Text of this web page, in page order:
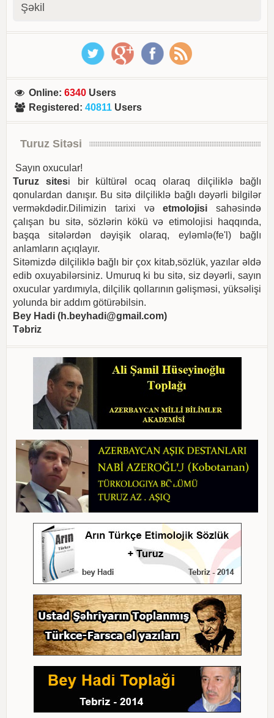
Şəkil
Online:6340 Users
Registered :40811 Users
Turuz Sitəsi
Sayın oxucular!
Turuz sitesi bir kültürəl ocaq olaraq dilçiliklə bağlı
qonulardan danışır. Bu sitə dilçiliklə bağlı dəyərli bilgilər
verməkdədir.Dilimizin tarixi vəetmolojisi sahəsində
çalışan bu sitə, sözlərin kökü və etimolojisi haqqında,
başqa sitələrdən dəyişik olaraq, eyləmlə(fe'l) bağlı
anlamların açıqlayır.
Sitəmizdə dilçiliklə bağlı bir çox kitab,sözlük, yazılar əldə
edib oxuyabilərsiniz. Umuruq ki bu sitə, siz dəyərli, sayın
oxucular yardımıyla, dilçilik qollarının gəlişməsi, yüksəlişi
yolunda bir addım götürəbilsin.
Bey Hadi (h.beyhadi@gmail.com)
Təbriz